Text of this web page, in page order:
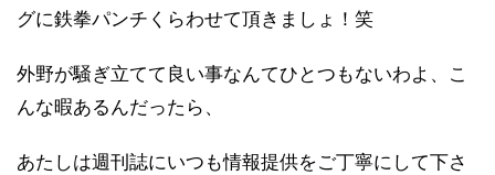
グに鉄拳パンチくらわせて頂きましょ！笑
外野が騒ぎ立てて良い事なんてひとつもないわよ、こ
んな暇あるんだったら、
あたしは週刊誌にいつも情報提供をご丁寧にして下さ